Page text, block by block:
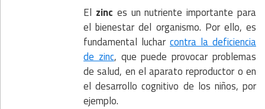
El zinc es un nutriente importante para
el bienestar del organismo. Por ello, es
fundamental lucharcontra la deficiencia
de zinc, que puede provocar problemas
de salud, en el aparato reproductor o en
el desarrollo cognitivo de los niños, por
ejemplo.